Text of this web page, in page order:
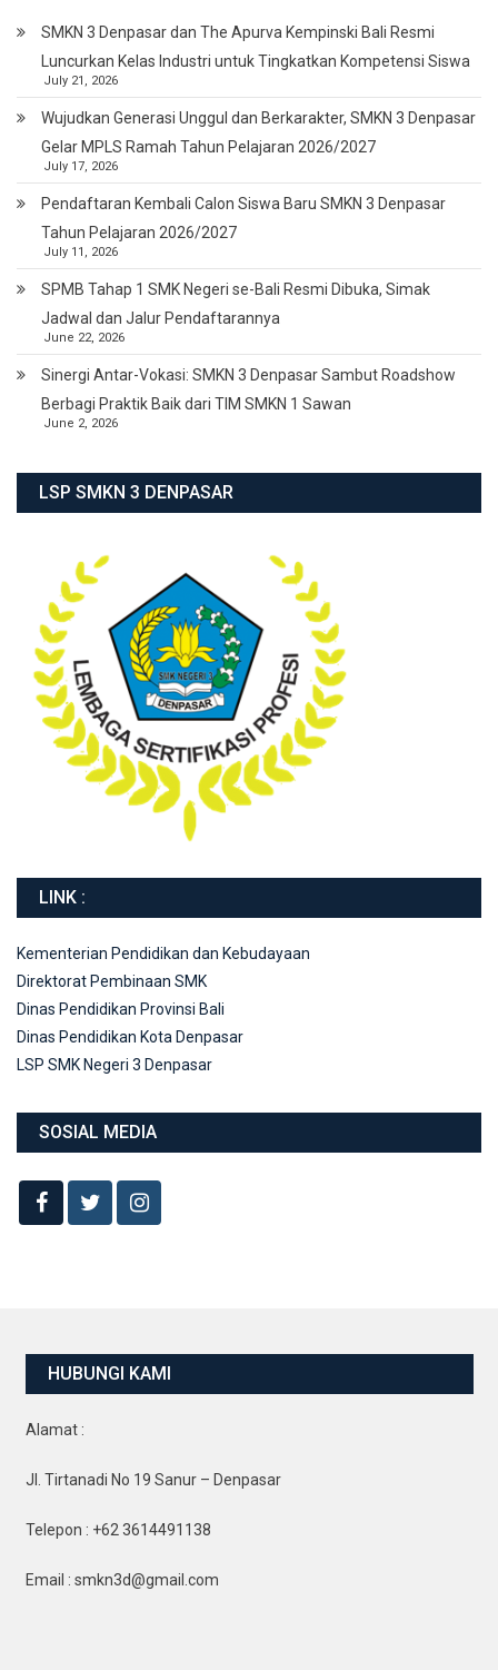
SMKN 3 Denpasar dan The Apurva Kempinski Bali Resmi
Luncurkan Kelas Industri untuk Tingkatkan Kompetensi Siswa
July 21, 2026
Wujudkan Generasi Unggul dan Berkarakter, SMKN 3 Denpasar
Gelar MPLS Ramah Tahun Pelajaran 2026/2027
July 17, 2026
Pendaftaran Kembali Calon Siswa Baru SMKN 3 Denpasar
Tahun Pelajaran 2026/2027
July 11, 2026
SPMB Tahap 1 SMK Negeri se-Bali Resmi Dibuka, Simak
Jadwal dan Jalur Pendaftarannya
June 22, 2026
Sinergi Antar-Vokasi: SMKN 3 Denpasar Sambut Roadshow
Berbagi Praktik Baik dari TIM SMKN 1 Sawan
June 2, 2026
LSP SMKN 3 DENPASAR
LINK :
Kementerian Pendidikan dan Kebudayaan
Direktorat Pembinaan SMK
Dinas Pendidikan Provinsi Bali
Dinas Pendidikan Kota Denpasar
LSP SMK Negeri 3 Denpasar
SOSIAL MEDIA
HUBUNGI KAMI
Alamat :
Jl. Tirtanadi No 19 Sanur – Denpasar
Telepon : +62 3614491138
Email : smkn3d@gmail.com